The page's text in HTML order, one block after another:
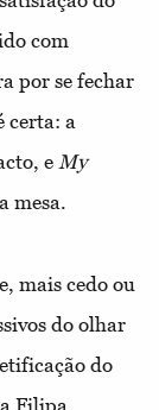
com
por se fechar
certa: a
e My
mesa.
mais cedo ou
do olhar
do
Filipa